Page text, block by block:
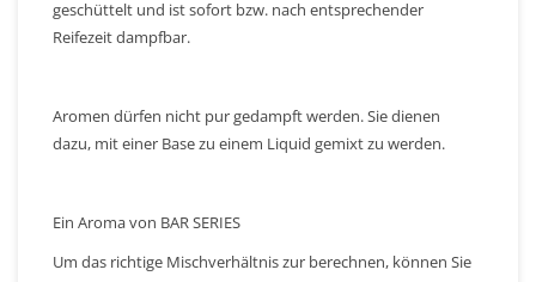
geschüttelt und ist sofort bzw. nach entsprechender
Reifezeit dampfbar.
Aromen dürfen nicht pur gedampft werden. Sie dienen
dazu, mit einer Base zu einem Liquid gemixt zu werden.
Ein Aroma von BAR SERIES
Um das richtige Mischverhältnis zur berechnen, können Sie